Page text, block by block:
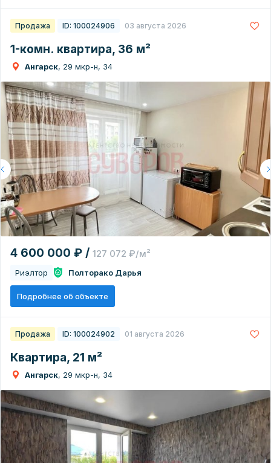
Продажа ID: 100024906 03 августа 2026
1-комн. квартира, 36 м²
Ангарск, 29 мкр-н, 34
4 600 000 ₽ / 127 072 ₽/м²
Риэлтор Полторако Дарья
Подробнее об объекте
Продажа ID: 100024902 01 августа 2026
Квартира, 21 м²
Ангарск, 29 мкр-н, 34